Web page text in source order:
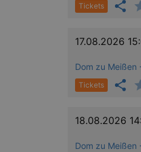
Tickets
17.08.2026
Dom zu Meißen
Tickets
18.08.2026
Dom zu Meißen